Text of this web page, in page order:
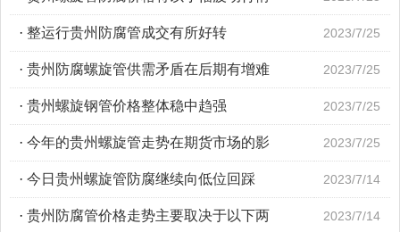
· 整运行贵州防腐管成交有所好转 2023/7/25
· 贵州防腐螺旋管供需矛盾在后期有增难 2023/7/25
· 贵州螺旋钢管价格整体稳中趋强 2023/7/25
· 今年的贵州螺旋管走势在期货市场的影 2023/7/25
· 今日贵州螺旋管防腐继续向低位回踩 2023/7/14
· 贵州防腐管价格走势主要取决于以下两 2023/7/14